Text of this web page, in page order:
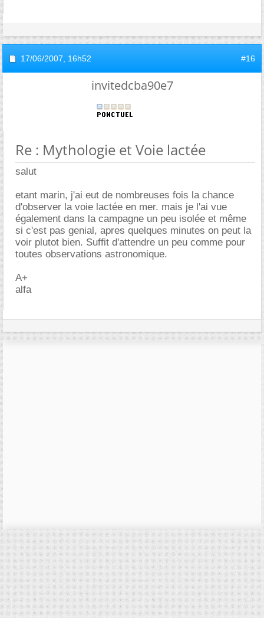
17/06/2007, 16h52 #16
invitedcba90e7
Re : Mythologie et Voie lactée
salut
etant marin, j'ai eut de nombreuses fois la chance
d'observer la voie lactée en mer. mais je l'ai vue
également dans la campagne un peu isolée et même
si c'est pas genial, apres quelques minutes on peut la
voir plutot bien. Suffit d'attendre un peu comme pour
toutes observations astronomique.
A+
alfa